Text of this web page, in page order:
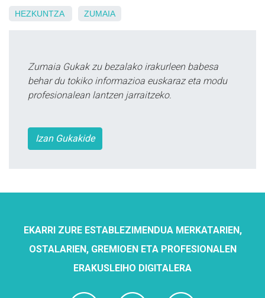
HEZKUNTZA ZUMAIA
Zumaia Gukak zu bezalako irakurleen babesa
behar du tokiko informazioa euskaraz eta modu
profesionalean lantzen jarraitzeko.
Izan Gukakide
EKARRI ZURE ESTABLEZIMENDUA MERKATARIEN,
OSTALARIEN, GREMIOEN ETA PROFESIONALEN
ERAKUSLEIHO DIGITALERA